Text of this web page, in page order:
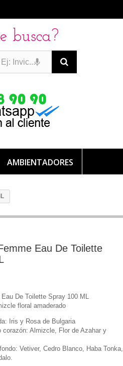
busca?
AMBIENTADORES
Eau De Toilette
De Toilette Spray 100 ML
floral amaderado
Iris y Rosa de Bulgaria
corazón: Almizcle, Flor de Azahar y
Vetiver, Cedro Blanco, Haba Tonka,